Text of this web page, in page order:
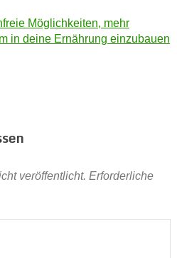
Möglichkeiten, mehr
in deine Ernährung einzubauen
veröffentlicht. Erforderliche